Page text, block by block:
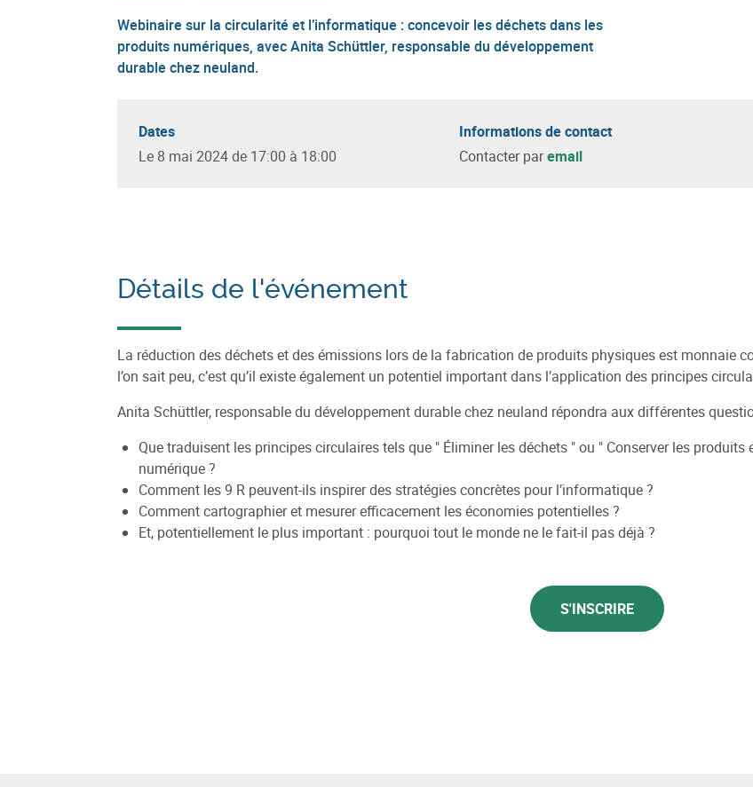
Webinaire sur la circularité et l’informatique : concevoir les déchets dans les
produits numériques, avec Anita Schüttler, responsable du développement
durable chez neuland.
Dates
Le 8 mai 2024 de 17:00 à 18:00
Informations de contact
Contacter par email
Détails de l'événement
La réduction des déchets et des émissions lors de la fabrication de produits physiques est monnaie
l’on sait peu, c’est qu’il existe également un potentiel important dans l’application des principes
Anita Schüttler, responsable du développement durable chez neuland répondra aux différentes
Que traduisent les principes circulaires tels que " Éliminer les déchets " ou " Conserver les
numérique ?
Comment les 9 R peuvent-ils inspirer des stratégies concrètes pour l’informatique ?
Comment cartographier et mesurer efficacement les économies potentielles ?
Et, potentiellement le plus important : pourquoi tout le monde ne le fait-il pas déjà ?
S'INSCRIRE